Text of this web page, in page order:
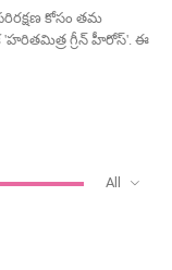
గ్రీన్ హీరోస్'. ఈ
All